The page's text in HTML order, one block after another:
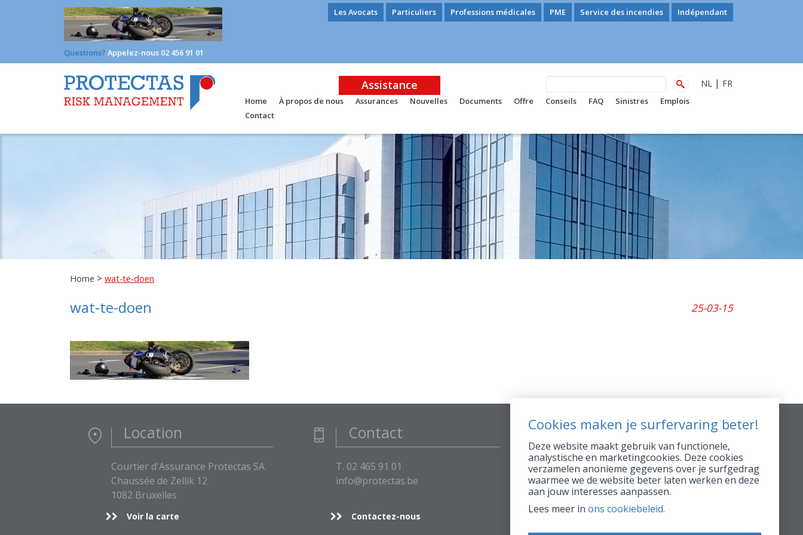
Questions? Appelez-nous 02 456 91 01
Les Avocats Particuliers Professions médicales PME Service des incendies Indépendant
Assistance NL | FR
Home À propos de nous Assurances Nouvelles Documents Offre Conseils FAQ Sinistres
Emplois
Contact
Home > wat-te-doen
wat-te-doen 25-03-15
Location
Courtier d'Assurance Protectas SA
Chaussée de Zellik 12
1082 Bruxelles
Voir la carte
Contact
T. 02 465 91 01
info@protectas.be
Contactez-nous
Info supp.
FSMA 16896 A
RPR 0423.039.170
Conduite AssurMiFiD
Prendre rendez-vous
Cookies maken je surfervaring beter!
Deze website maakt gebruik van functionele,
analystische en marketingcookies. Deze cookies
verzamelen anonieme gegevens over je surfgedrag
waarmee we de website beter laten werken en deze
aan jouw interesses aanpassen.
Lees meer in ons cookiebeleid.